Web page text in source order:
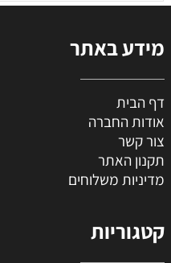
מידע באתר
דף הבית
אודות החברה
צור קשר
תקנון האתר
מדיניות משלוחים
קטגוריות